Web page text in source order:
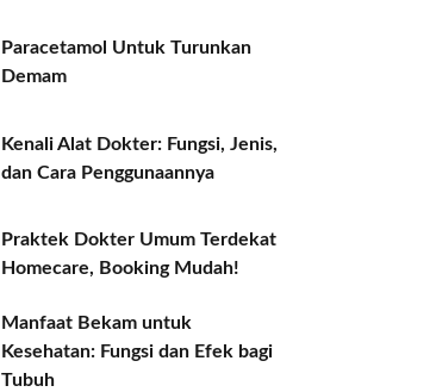
Paracetamol Untuk Turunkan
Demam
Kenali Alat Dokter: Fungsi, Jenis,
dan Cara Penggunaannya
Praktek Dokter Umum Terdekat
Homecare, Booking Mudah!
Manfaat Bekam untuk
Kesehatan: Fungsi dan Efek bagi
Tubuh